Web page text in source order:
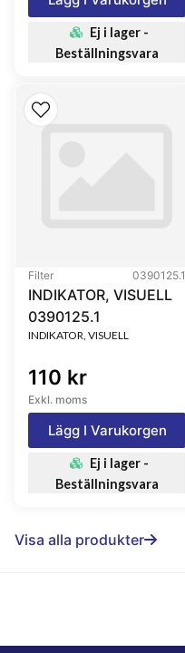
Ej i lager -
Beställningsvara
Filter 0390125.1
INDIKATOR, VISUELL
0390125.1
INDIKATOR, VISUELL
110 kr
Exkl. moms
Lägg I Varukorgen
Ej i lager -
Beställningsvara
Visa alla produkter